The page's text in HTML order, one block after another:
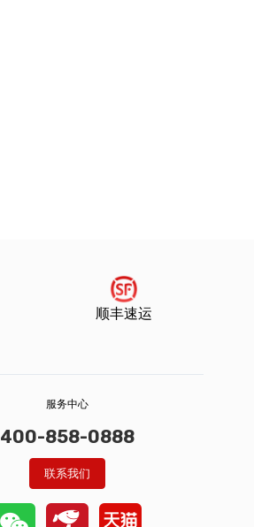
顺丰速运
服务中心
400-858-0888
联系我们